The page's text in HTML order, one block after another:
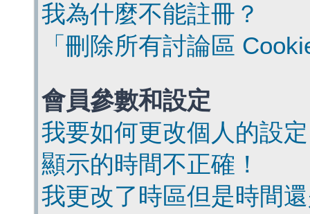
我為什麼不能註冊？
「刪除所有討論區
會員參數和設定
我要如何更改個人的設
顯示的時間不正確！
我更改了時區但是時間